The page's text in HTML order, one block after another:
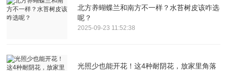
北方养蝴蝶兰和南方不一样？水苔树皮该咋选
呢？
2025-09-23 11:52:38
光照少也能开花！这4种耐阴花，放家里角落